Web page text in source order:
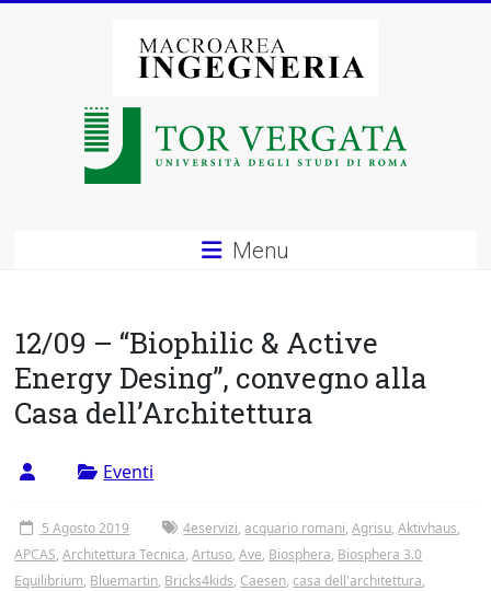
Macroarea
degli
Studi
di
Roma
Tor
Vergata
Menu
12/09 – “Biophilic & Active
Energy Desing”, convegno alla
Casa dell’Architettura
Eventi
5 Agosto 2019 4eservizi,acquario romani,Agrisu,Aktivhaus,
APCAS,Architettura Tecnica,Artuso,Ave, Biosphera, Biosphera 3.0
Equilibrium, Bluemartin, Bricks4kids, Caesen,casa dell'architettura,